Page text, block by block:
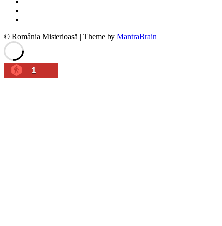
© România Misterioasă | Theme by MantraBrain
1